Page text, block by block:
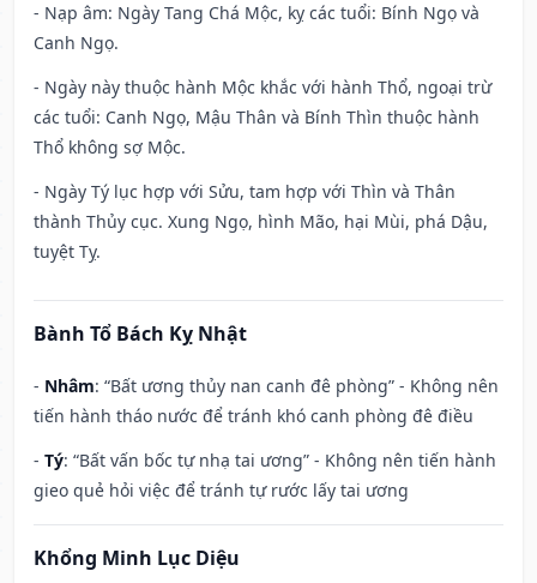
- Nạp âm: Ngày Tang Chá Mộc, kỵ các tuổi: Bính Ngọ và
Canh Ngọ.
- Ngày này thuộc hành Mộc khắc với hành Thổ, ngoại trừ
các tuổi: Canh Ngọ, Mậu Thân và Bính Thìn thuộc hành
Thổ không sợ Mộc.
- Ngày Tý lục hợp với Sửu, tam hợp với Thìn và Thân
thành Thủy cục. Xung Ngọ, hình Mão, hại Mùi, phá Dậu,
tuyệt Tỵ.
Bành Tổ Bách Kỵ Nhật
- Nhâm: “Bất ương thủy nan canh đê phòng” - Không nên
tiến hành tháo nước để tránh khó canh phòng đê điều
- Tý: “Bất vấn bốc tự nhạ tai ương” - Không nên tiến hành
gieo quẻ hỏi việc để tránh tự rước lấy tai ương
Khổng Minh Lục Diệu